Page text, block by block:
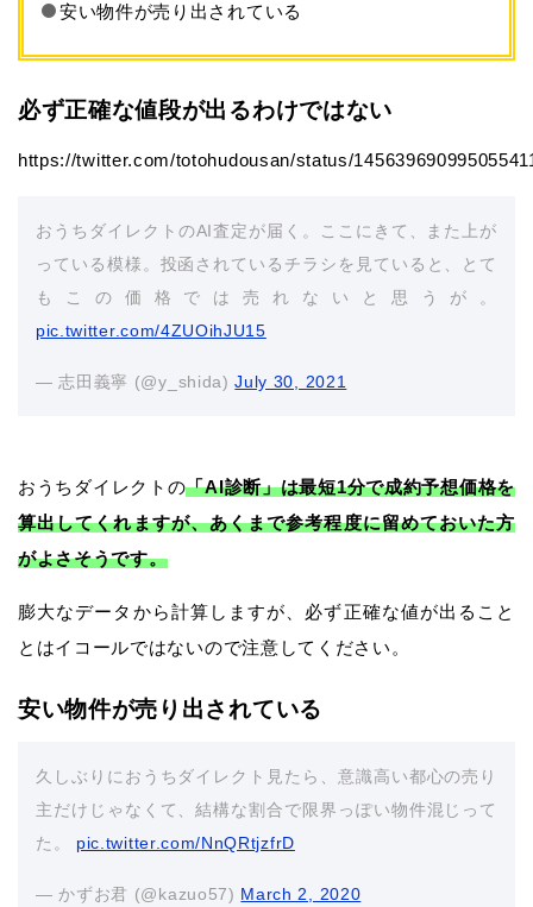
安い物件が売り出されている
必ず正確な値段が出るわけではない
https://twitter.com/totohudousan/status/
おうちダイレクトのAI査定が届く。ここにきて、また上が
っている模様。投函されているチラシを見ていると、とて
もこの価格では売れないと思うが。
pic.twitter.com/4ZUOihJU15
— 志田義寧 (@y_shida)July 30, 2021
おうちダイレクトの「AI診断」は最短1分で成約予想価格を
算出してくれますが、あくまで参考程度に留めておいた方
がよさそうです。
膨大なデータから計算しますが、必ず正確な値が出ること
とはイコールではないので注意してください。
安い物件が売り出されている
久しぶりにおうちダイレクト見たら、意識高い都心の売り
主だけじゃなくて、結構な割合で限界っぽい物件混じって
た。 pic.twitter.com/NnQRtjzfrD
— かずお君 (@kazuo57) March 2, 2020